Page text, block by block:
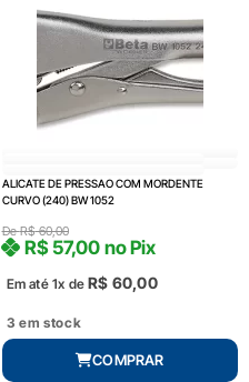
ALICATE DE PRESSAO COM MORDENTE
CURVO (240) BW 1052
DeR$60,00
Em até 1x de R$ 60,00
R$ 57,00 no Pix
3 em stock
COMPRAR